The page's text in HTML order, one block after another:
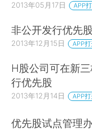
2013年05月17日 APP
非公开发行优先
2013年12月15日 APP
H股公司可在新
行优先股
2013年12月14日 APP
优先股试点管理